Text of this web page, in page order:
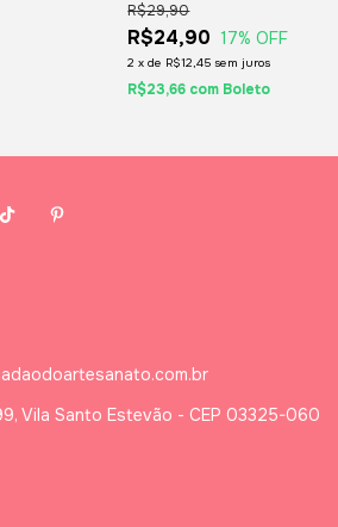
Para Chá E Jóias
R$24,90
R$29,90
17% OFF
2 xde R$12,45 sem juros
R$23,66 com Boleto
Vila Santo Estevão - CEP 03325-060